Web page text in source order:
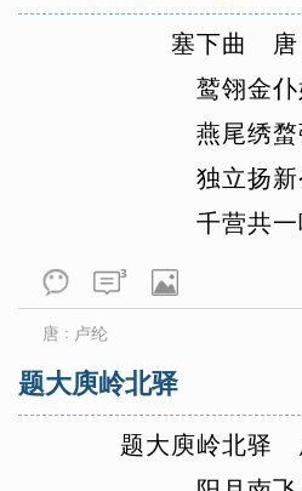
塞下曲 唐
鹫翎金仆
燕尾绣蝥
独立扬新
千营共一
3
唐 ： 卢纶
题大庾岭北驿
题大庾岭北驿